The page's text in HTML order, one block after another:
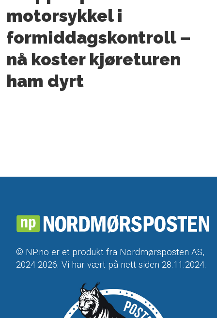
motorsykkel i
formiddagskontroll –
nå koster kjøreturen
ham dyrt
© NP.no er et produkt fra Nordmørsposten AS,
2024-2026. Vi har vært på nett siden 28.11.2024.